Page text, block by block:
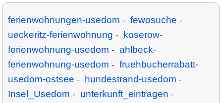
ferienwohnungen-usedom - fewosuche -
ueckeritz-ferienwohnung -
koserow-
ferienwohnung-usedom - ahlbeck-
ferienwohnung-usedom - fruehbucherrabatt-
usedom-ostsee - hundestrand-usedom -
Insel_Usedom - unterkunft_eintragen -